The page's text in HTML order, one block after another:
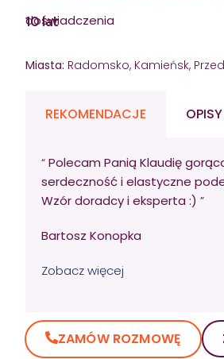
10 lat
doświadczenia
Miasta: Radomsko, Kamieńsk,
REKOMENDACJE
“Polecam Panią Klaudię
serdeczność i elastyczne
Wzór doradcy i eksperta :) ”
Bartosz Konopka
Zobacz więcej
ZAMÓW ROZMOWĘ